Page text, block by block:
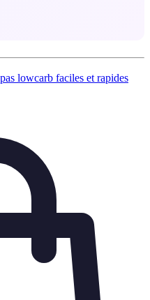
lowcarb faciles et rapides